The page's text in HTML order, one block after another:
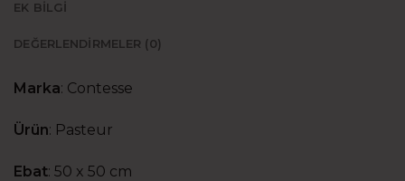
EK BILGI
DEĞERLENDIRMELER (0)
Marka: Contesse
Ürün: Pasteur
Ebat: 50 x 50 cm